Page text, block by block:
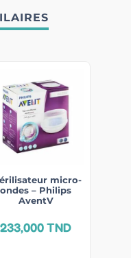
micro-
ondes – Philips
AventV
233,000TND